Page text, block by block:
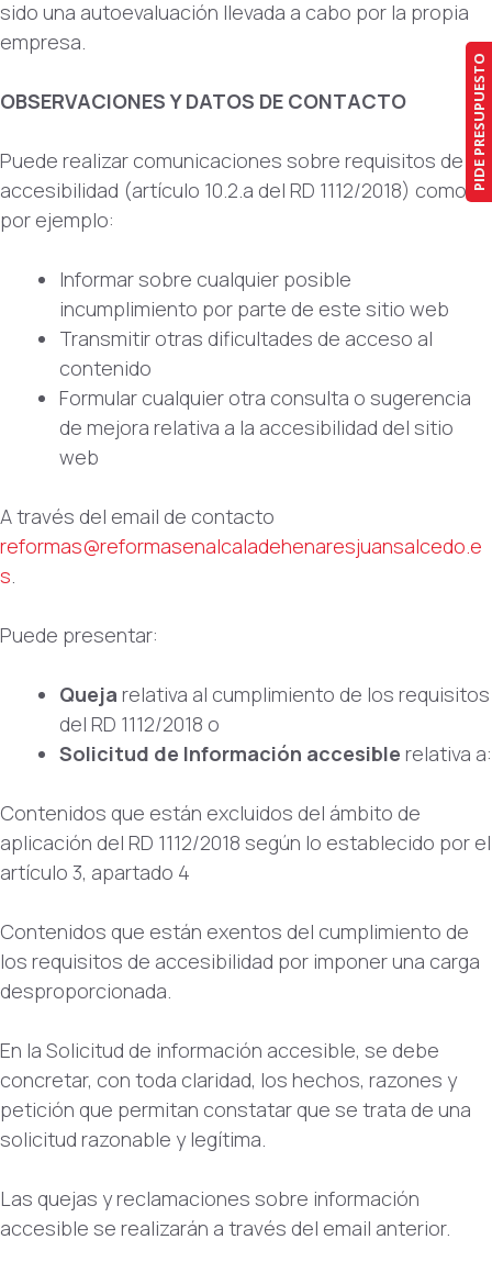
sido una autoevaluación llevada a cabo por la propia
empresa.
OBSERVACIONES Y DATOS DE CONTACTO
Puede realizar comunicaciones sobre requisitos de
accesibilidad (artículo 10.2.a del RD 1112/2018) como,
por ejemplo:
Informar sobre cualquier posible
incumplimiento por parte de este sitio web
Transmitir otras dificultades de acceso al
contenido
Formular cualquier otra consulta o sugerencia
de mejora relativa a la accesibilidad del sitio
web
A través del email de contacto
reformas@reformasenalcaladehenaresjuansalcedo.e
s.
Puede presentar:
Queja relativa al cumplimiento de los requisitos
del RD 1112/2018 o
Solicitud de Información accesible relativa a:
Contenidos que están excluidos del ámbito de
aplicación del RD 1112/2018 según lo establecido por el
artículo 3, apartado 4
Contenidos que están exentos del cumplimiento de
los requisitos de accesibilidad por imponer una carga
desproporcionada.
En la Solicitud de información accesible, se debe
concretar, con toda claridad, los hechos, razones y
petición que permitan constatar que se trata de una
solicitud razonable y legítima.
Las quejas y reclamaciones sobre información
accesible se realizarán a través del email anterior.
PIDE PRESUPUESTO